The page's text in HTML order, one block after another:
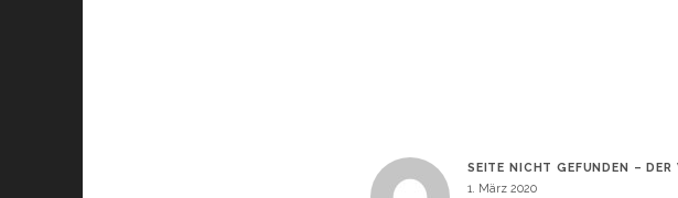
SEITE NICHT GEFUNDEN –
1. März 2020